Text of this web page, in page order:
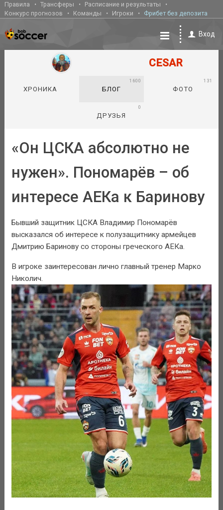
Правила Трансферы
Расписание и результаты
Конкурс прогнозов
Команды Игроки Фрибет без депозита
Вход
CESAR
ХРОНИКА БЛОГ
1600
ФОТО
131
ДРУЗЬЯ
0
«Он ЦСКА абсолютно не
нужен». Пономарёв – об
интересе АЕКа к Баринову
Бывший защитник ЦСКА Владимир Пономарёв
высказался об интересе к полузащитнику армейцев
Дмитрию Баринову со стороны греческого АЕКа.
В игроке заинтересован лично главный тренер Марко
Николич.